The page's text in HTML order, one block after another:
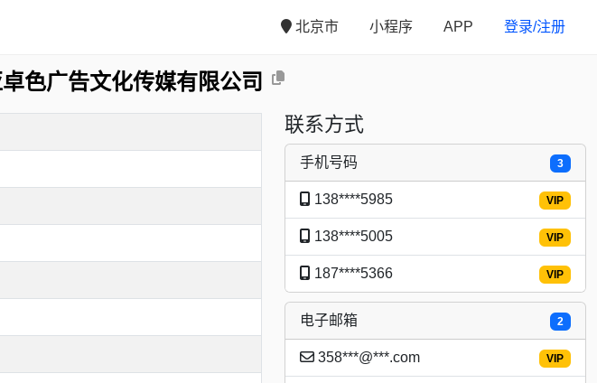
北京市 小程序 APP 登录/注册
色广告文化传媒有限公司
联系方式
3
手机号码
VIP
138****5985
VIP
138****5005
VIP
187****5366
2
电子邮箱
VIP
358***@***.com